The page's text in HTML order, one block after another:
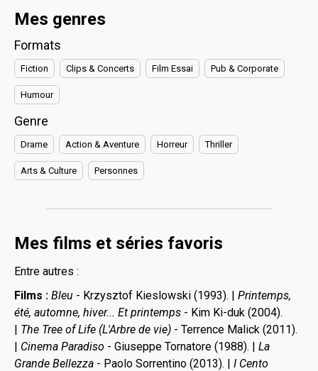
Mes genres
Formats
Fiction Clips & Concerts Film Essai Pub & Corporate
Humour
Genre
Drame Action & Aventure Horreur Thriller
Arts & Culture Personnes
Mes films et séries favoris
Entre autres :
Films : Bleu - Krzysztof Kieslowski (1993). | Printemps,
été, automne, hiver... Et printemps - Kim Ki-duk (2004).
| The Tree of Life (L'Arbre de vie) - Terrence Malick (2011).
| Cinema Paradiso - Giuseppe Tornatore (1988). | La
Grande Bellezza - Paolo Sorrentino (2013). | I Cento